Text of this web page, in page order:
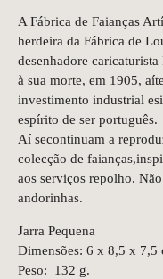
A Fábrica de Faianças
herdeira da Fábrica de
desenhadore
à sua morte, em 1905,
investimento industrial
espírito de ser português.
Aí secontinuam a
colecção de
aos serviços repolho.
andorinhas.
Jarra Pequena
Dimensões: 6 x 8,5 x 7,5
Peso: 132 g.